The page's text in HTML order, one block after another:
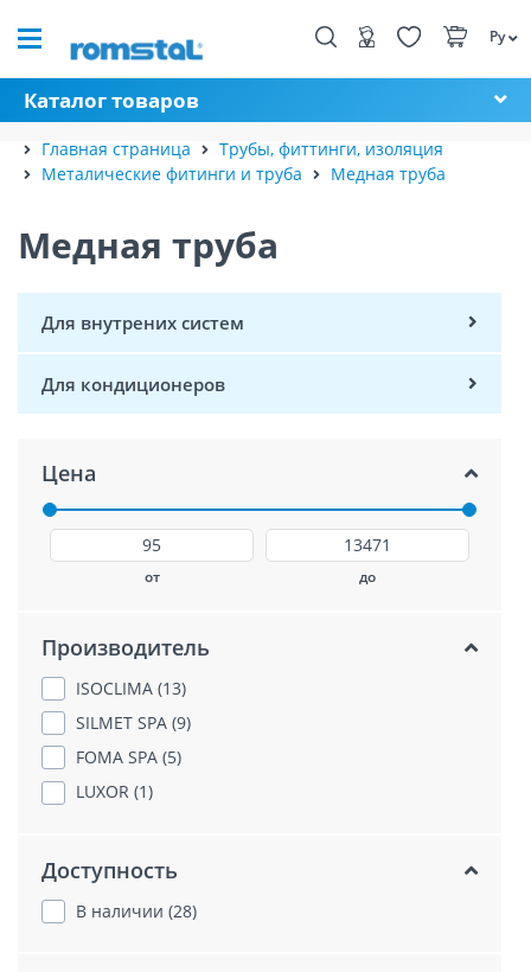
Ру
Каталог товаров
Главная страница
Трубы, фиттинги, изоляция
Металические фитинги и труба
Медная труба
Медная труба
Для внутрених систем
Для кондиционеров
Цена
от до
Производитель
ISOCLIMA (13)
SILMET SPA (9)
FOMA SPA (5)
LUXOR (1)
Доступность
В наличии (28)